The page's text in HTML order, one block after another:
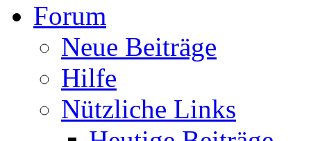
Forum
Neue Beiträge
Hilfe
Nützliche Links